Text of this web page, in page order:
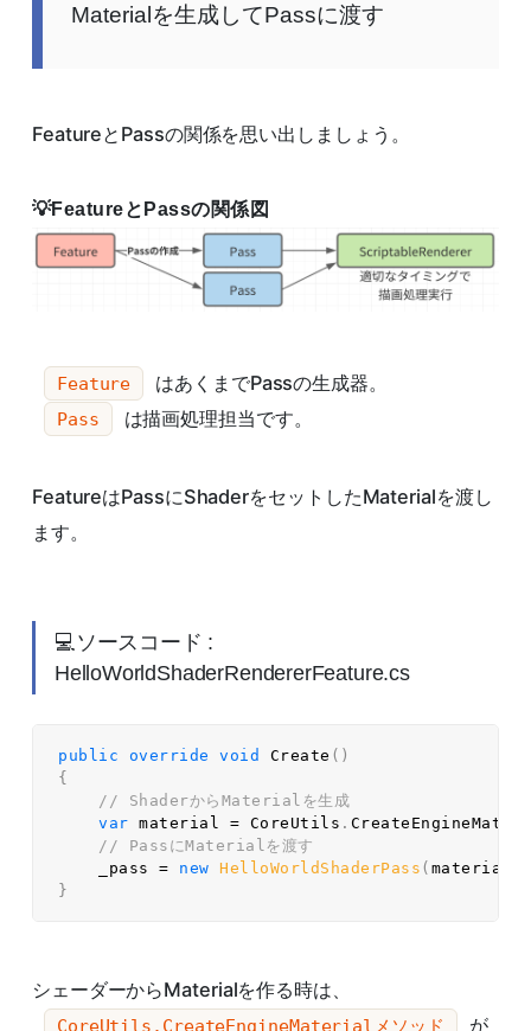
Materialを生成してPassに渡す
FeatureとPassの関係を思い出しましょう。
FeatureとPassの関係図
Feature はあくまでPassの生成器。
Pass は描画処理担当です。
FeatureはPassにShaderをセットしたMaterialを渡し
ます。
💻ソースコード :
HelloWorldShaderRendererFeature.cs
public override void Create ( )
{
// ShaderからMaterialを生成
var material = CoreUtils .
// PassにMaterialを渡す
    _pass
= new HelloWorldShaderPass ( material
}
シェーダーからMaterialを作る時は、
CoreUtils.CreateEngineMaterialメソッド が